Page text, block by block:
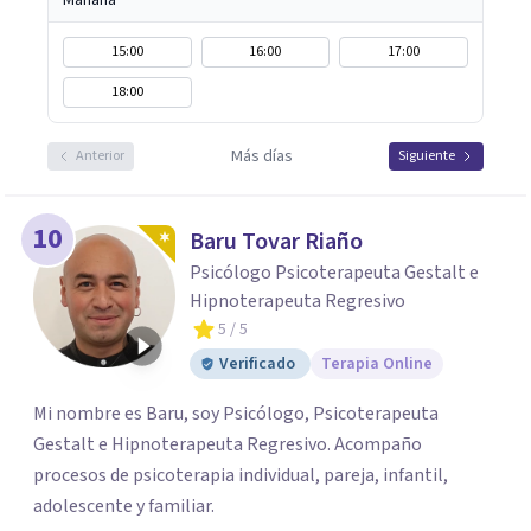
15:00 16:00
17:00
18:00
Anterior Más días Siguiente
10 Baru Tovar Riaño
Psicólogo Psicoterapeuta Gestalt e
Hipnoterapeuta Regresivo
5 / 5
Verificado
Terapia Online
Mi nombre es Baru, soy Psicólogo, Psicoterapeuta
Gestalt e Hipnoterapeuta Regresivo. Acompaño
procesos de psicoterapia individual, pareja, infantil,
adolescente y familiar.